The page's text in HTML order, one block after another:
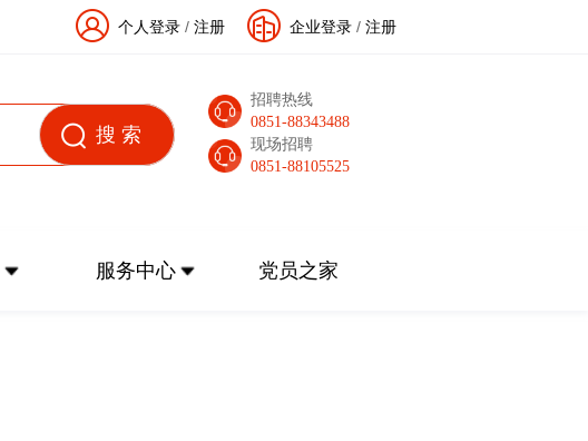
企业登录 / 注册
个人登录 / 注册
招聘热线
0851-88343488
现场招聘
0851-88105525
服务中心 党员之家